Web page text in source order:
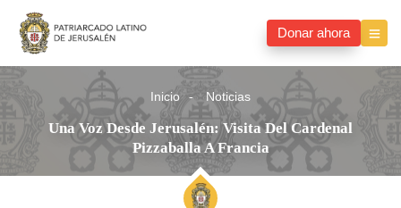
Donar ahora
Inicio Noticias
Una Voz Desde Jerusalén: Visita Del Cardenal
Pizzaballa A Francia